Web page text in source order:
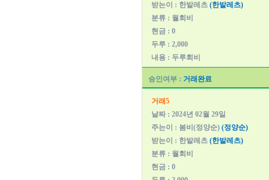
받는이 : 한밭레츠 (한밭레츠)
분류 : 월회비
현금 : 0
두루 : 2,000
내용 : 두루회비
승인여부 : 거래완료
거래5
날짜 : 2024년 02월 29일
주는이 : 봄비(정양순) (정양순)
받는이 : 한밭레츠 (한밭레츠)
분류 : 월회비
현금 : 0